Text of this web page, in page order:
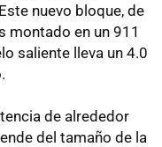
nuevo bloque, de
montado en un 911
saliente lleva un 4.0
de alrededor
del tamaño de la